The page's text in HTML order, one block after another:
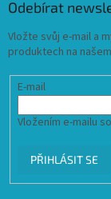
Odebírat
Vložte svůj e-mail a
produktech na
E-mail
Vložením e-mailu
PŘIHLÁSIT SE